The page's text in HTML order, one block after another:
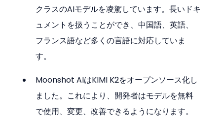
クラスのAIモデルを凌駕しています。長いドキ
ュメントを扱うことができ、中国語、英語、
フランス語など多くの言語に対応していま
す。
Moonshot AIはKIMI K2をオープンソース化し
ました。これにより、開発者はモデルを無料
で使用、変更、改善できるようになります。